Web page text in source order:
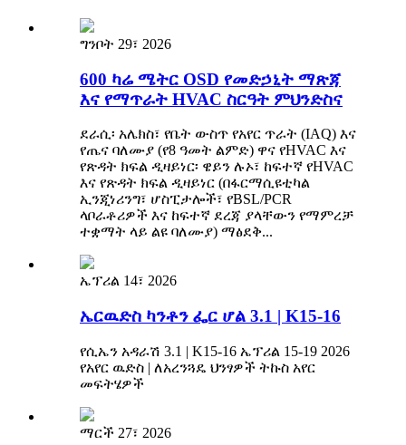
ግንቦት 29፣ 2026
600 ካሬ ሜትር OSD የመድኃኒት ማጽጃ
እና የማጥራት HVAC ስርዓት ምህንድስና
ደራሲ፡ አሌክስ፣ የቤት ውስጥ የአየር ጥራት (IAQ) እና
የጤና ባለሙያ (የ8 ዓመት ልምድ) ዋና የHVAC እና
የጽዳት ክፍል ዲዛይነር፡ ዌይን ሉኦ፣ ከፍተኛ የHVAC
እና የጽዳት ክፍል ዲዛይነር (በፋርማሲዩቲካል
ኢንጂነሪንግ፣ ሆስፒታሎች፣ የBSL/PCR
ላቦራቶሪዎች እና ከፍተኛ ደረጃ ያላቸውን የማምረቻ
ተቋማት ላይ ልዩ ባለሙያ) ማፅደቅ...
ኤፕሪል 14፣ 2026
ኤርዉድስ ካንቶን ፌር ሆል 3.1 | K15-16
የሲኤን አዳራሽ 3.1 | K15-16 ኤፕሪል 15-19 2026
የአየር ዉድስ | ለአረንጓዴ ህንፃዎች ትኩስ አየር
መፍትሄዎች
ማርች 27፣ 2026